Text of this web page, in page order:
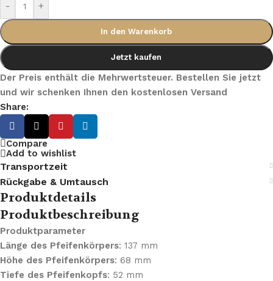
- +
In den Warenkorb
Jetzt kaufen
Der Preis enthält die Mehrwertsteuer. Bestellen Sie jetzt
und wir schenken Ihnen den kostenlosen Versand
Share:
Compare
Add to wishlist
Transportzeit
Rückgabe & Umtausch
Produktdetails
Produktbeschreibung
Produktparameter
Länge des Pfeifenkörpers: 137 mm
Höhe des Pfeifenkörpers: 68 mm
Tiefe des Pfeifenkopfs: 52 mm